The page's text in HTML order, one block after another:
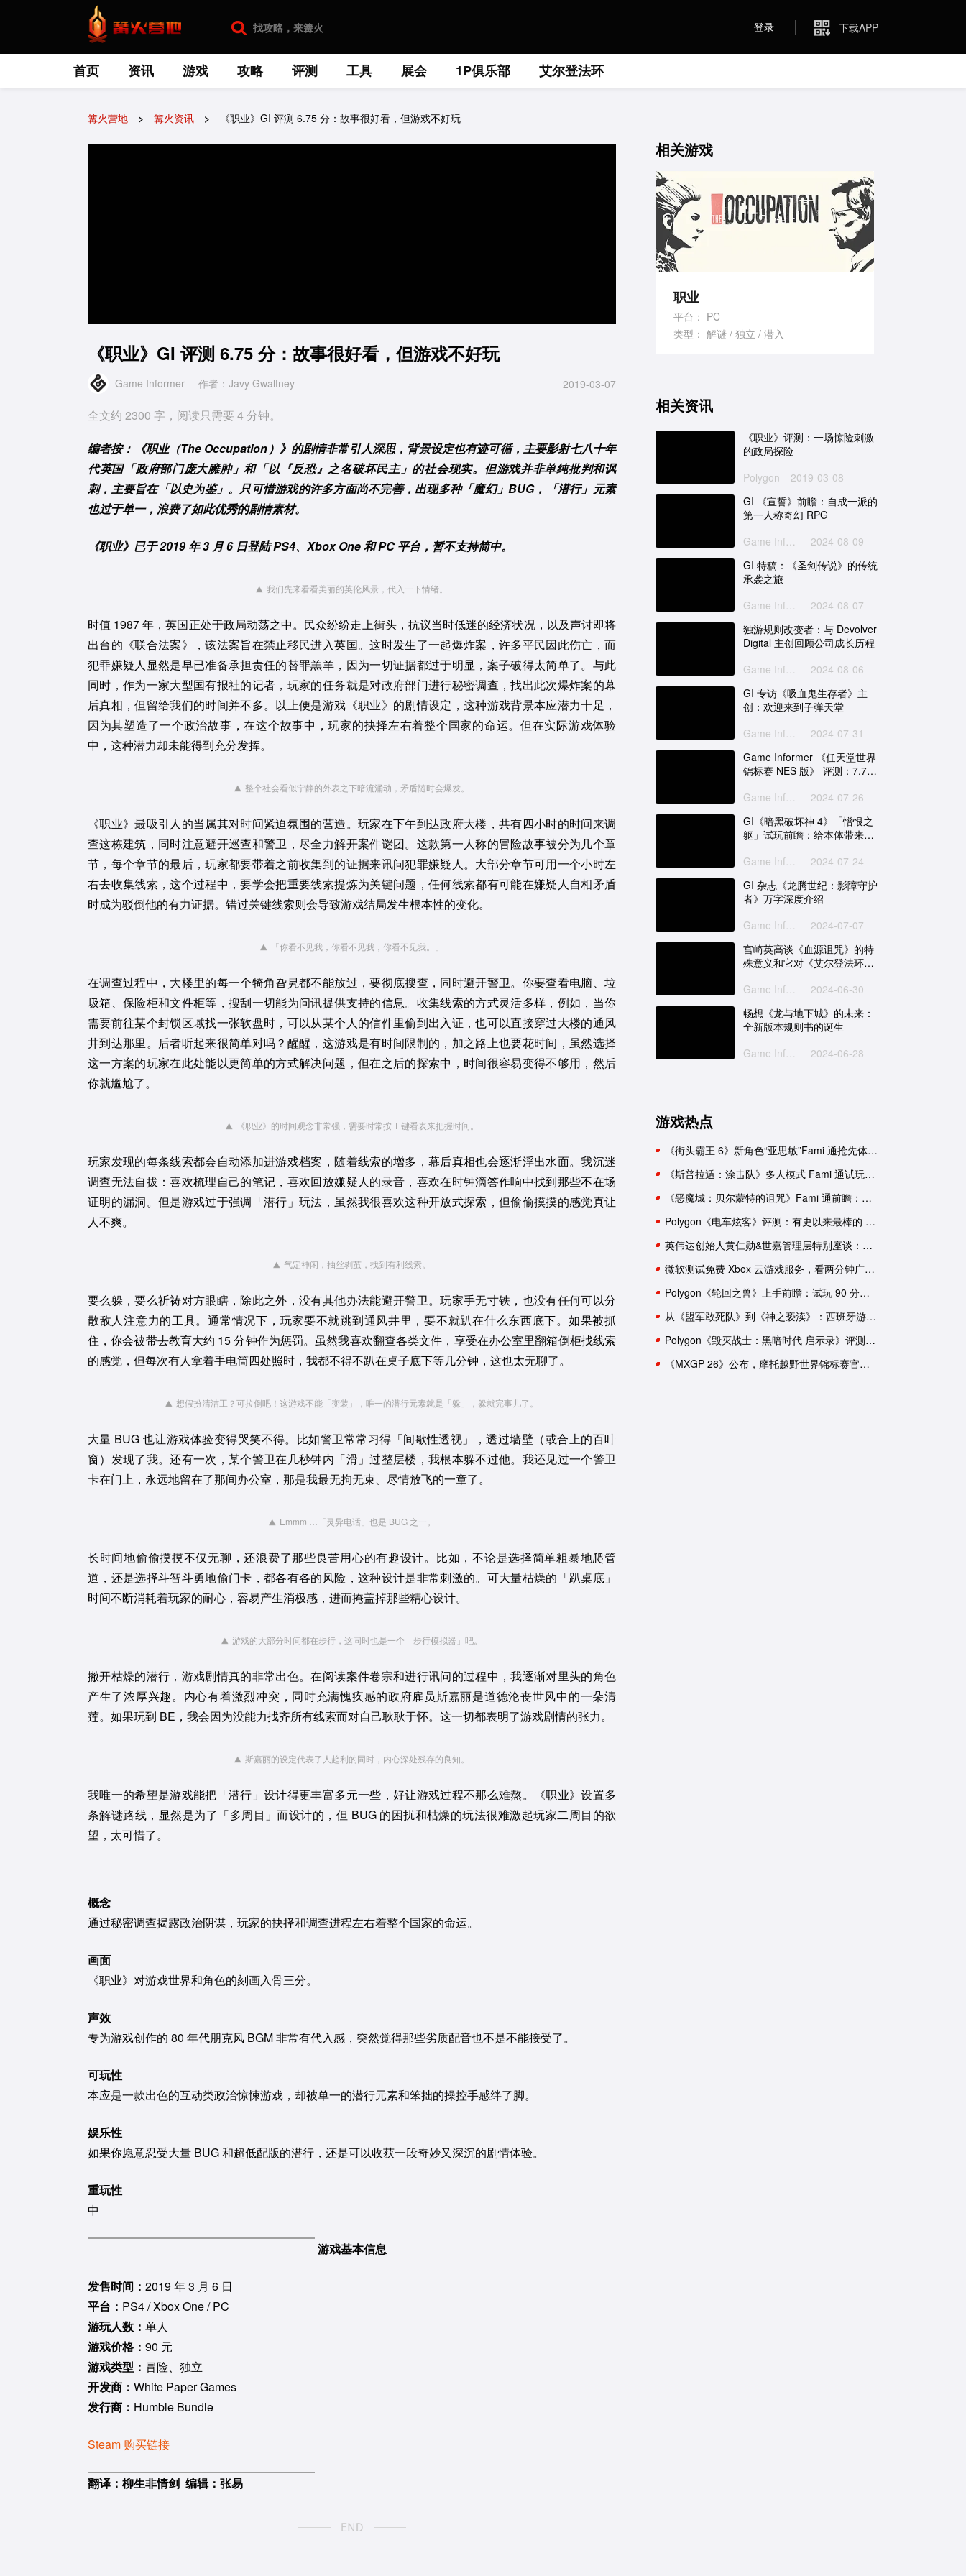
登录 下载APP
首页 资讯 游戏 攻略 评测 工具 展会 1P俱乐部 艾尔登法环
篝火营地 篝火资讯 《职业》GI 评测 6.75 分：故事很好看，但游戏不好玩
《职业》GI 评测 6.75 分：故事很好看，但游戏不好玩
Game Informer 作者：Javy Gwaltney 2019-03-07
全文约 2300 字，阅读只需要 4 分钟。
编者按：《职业（The Occupation）》的剧情非常引人深思，背景设定也有迹可循，主要影射七八十年
代英国「政府部门庞大臃肿」和「以『反恐』之名破坏民主」的社会现实。但游戏并非单纯批判和讽
刺，主要旨在「以史为鉴」。只可惜游戏的许多方面尚不完善，出现多种「魔幻」BUG，「潜行」元素
也过于单一，浪费了如此优秀的剧情素材。
《职业》已于 2019 年 3 月 6 日登陆 PS4、Xbox One 和 PC 平台，暂不支持简中。
我们先来看看美丽的英伦风景，代入一下情绪。
时值 1987 年，英国正处于政局动荡之中。民众纷纷走上街头，抗议当时低迷的经济状况，以及声讨即将
出台的《联合法案》，该法案旨在禁止移民进入英国。这时发生了一起爆炸案，许多平民因此伤亡，而
犯罪嫌疑人显然是早已准备承担责任的替罪羔羊，因为一切证据都过于明显，案子破得太简单了。与此
同时，作为一家大型国有报社的记者，玩家的任务就是对政府部门进行秘密调查，找出此次爆炸案的幕
后真相，但留给我们的时间并不多。以上便是游戏《职业》的剧情设定，这种游戏背景本应潜力十足，
因为其塑造了一个政治故事，在这个故事中，玩家的抉择左右着整个国家的命运。但在实际游戏体验
中，这种潜力却未能得到充分发挥。
整个社会看似宁静的外表之下暗流涌动，矛盾随时会爆发。
《职业》最吸引人的当属其对时间紧迫氛围的营造。玩家在下午到达政府大楼，共有四小时的时间来调
查这栋建筑，同时注意避开巡查和警卫，尽全力解开案件谜团。这款第一人称的冒险故事被分为几个章
节，每个章节的最后，玩家都要带着之前收集到的证据来讯问犯罪嫌疑人。大部分章节可用一个小时左
右去收集线索，这个过程中，要学会把重要线索提炼为关键问题，任何线索都有可能在嫌疑人自相矛盾
时成为驳倒他的有力证据。错过关键线索则会导致游戏结局发生根本性的变化。
「你看不见我，你看不见我，你看不见我。」
在调查过程中，大楼里的每一个犄角旮旯都不能放过，要彻底搜查，同时避开警卫。你要查看电脑、垃
圾箱、保险柜和文件柜等，搜刮一切能为问讯提供支持的信息。收集线索的方式灵活多样，例如，当你
需要前往某个封锁区域找一张软盘时，可以从某个人的信件里偷到出入证，也可以直接穿过大楼的通风
井到达那里。后者听起来很简单对吗？醒醒，这游戏是有时间限制的，加之路上也要花时间，虽然选择
这一方案的玩家在此处能以更简单的方式解决问题，但在之后的探索中，时间很容易变得不够用，然后
你就尴尬了。
《职业》的时间观念非常强，需要时常按 T 键看表来把握时间。
玩家发现的每条线索都会自动添加进游戏档案，随着线索的增多，幕后真相也会逐渐浮出水面。我沉迷
调查无法自拔：喜欢梳理自己的笔记，喜欢回放嫌疑人的录音，喜欢在时钟滴答作响中找到那些不在场
证明的漏洞。但是游戏过于强调「潜行」玩法，虽然我很喜欢这种开放式探索，但偷偷摸摸的感觉真让
人不爽。
气定神闲，抽丝剥茧，找到有利线索。
要么躲，要么祈祷对方眼瞎，除此之外，没有其他办法能避开警卫。玩家手无寸铁，也没有任何可以分
散敌人注意力的工具。通常情况下，玩家要不就跳到通风井里，要不就趴在什么东西底下。如果被抓
住，你会被带去教育大约 15 分钟作为惩罚。虽然我喜欢翻查各类文件，享受在办公室里翻箱倒柜找线索
的感觉，但每次有人拿着手电筒四处照时，我都不得不趴在桌子底下等几分钟，这也太无聊了。
想假扮清洁工？可拉倒吧！这游戏不能「变装」，唯一的潜行元素就是「躲」，躲就完事儿了。
大量 BUG 也让游戏体验变得哭笑不得。比如警卫常常习得「间歇性透视」，透过墙壁（或合上的百叶
窗）发现了我。还有一次，某个警卫在几秒钟内「滑」过整层楼，我根本躲不过他。我还见过一个警卫
卡在门上，永远地留在了那间办公室，那是我最无拘无束、尽情放飞的一章了。
Emmm …「灵异电话」也是 BUG 之一。
长时间地偷偷摸摸不仅无聊，还浪费了那些良苦用心的有趣设计。比如，不论是选择简单粗暴地爬管
道，还是选择斗智斗勇地偷门卡，都各有各的风险，这种设计是非常刺激的。可大量枯燥的「趴桌底」
时间不断消耗着玩家的耐心，容易产生消极感，进而掩盖掉那些精心设计。
游戏的大部分时间都在步行，这同时也是一个「步行模拟器」吧。
撇开枯燥的潜行，游戏剧情真的非常出色。在阅读案件卷宗和进行讯问的过程中，我逐渐对里头的角色
产生了浓厚兴趣。内心有着激烈冲突，同时充满愧疚感的政府雇员斯嘉丽是道德沦丧世风中的一朵清
莲。如果玩到 BE，我会因为没能力找齐所有线索而对自己耿耿于怀。这一切都表明了游戏剧情的张力。
斯嘉丽的设定代表了人趋利的同时，内心深处残存的良知。
我唯一的希望是游戏能把「潜行」设计得更丰富多元一些，好让游戏过程不那么难熬。《职业》设置多
条解谜路线，显然是为了「多周目」而设计的，但 BUG 的困扰和枯燥的玩法很难激起玩家二周目的欲
望，太可惜了。
概念
通过秘密调查揭露政治阴谋，玩家的抉择和调查进程左右着整个国家的命运。
画面
《职业》对游戏世界和角色的刻画入骨三分。
声效
专为游戏创作的 80 年代朋克风 BGM 非常有代入感，突然觉得那些劣质配音也不是不能接受了。
可玩性
本应是一款出色的互动类政治惊悚游戏，却被单一的潜行元素和笨拙的操控手感绊了脚。
娱乐性
如果你愿意忍受大量 BUG 和超低配版的潜行，还是可以收获一段奇妙又深沉的剧情体验。
重玩性
中
游戏基本信息
发售时间： 2019 年 3 月 6 日
平台： PS4 / Xbox One / PC
游玩人数： 单人
游戏价格： 90 元
游戏类型： 冒险、独立
开发商： White Paper Games
发行商： Humble Bundle
Steam 购买链接
翻译：柳生非情剑 编辑：张易
相关资讯
《职业》评测：一场惊险刺激
的政局探险
Polygon
2019-03-08
GI 《宣誓》前瞻：自成一派的
第一人称奇幻 RPG
2024-08-09
GI 特稿：《圣剑传说》的传统
承袭之旅
2024-08-07
独游规则改变者：与 Devolver
Digital 主创回顾公司成长历程
2024-08-06
GI 专访《吸血鬼生存者》主
创：欢迎来到子弹天堂
2024-07-31
Game Informer 《任天堂世界
锦标赛 NES 版》 评测：7.75
2024-07-26
GI《暗黑破坏神 4》「憎恨之
躯」试玩前瞻：给本体带来变
2024-07-24
GI 杂志《龙腾世纪：影障守护
者》万字深度介绍
2024-07-07
宫崎英高谈《血源诅咒》的特
殊意义和它对《艾尔登法环》
2024-06-30
畅想《龙与地下城》的未来：
全新版本规则书的诞生
2024-06-28
相关游戏
职业
平台： PC
类型： 解谜 独立 潜入
游戏热点
《街头霸王 6》新角色“亚思敏”Fami 通抢先体验报告
《斯普拉遁：涂击队》多人模式 Fami 通试玩：与好友并肩推进故事
《恶魔城：贝尔蒙特的诅咒》Fami 通前瞻：要素杂糅的新生《恶魔城》
Polygon《电车炫客》评测：有史以来最棒的 3D 索尼克游戏！
英伟达创始人黄仁勋&世嘉管理层特别座谈：一次改变命运的邂逅
微软测试免费 Xbox 云游戏服务，看两分钟广告可用一小时
Polygon《轮回之兽》上手前瞻：试玩 90 分钟后，我依然有一肚子疑惑
从《盟军敢死队》到《神之亵渎》：西班牙游戏工作室盘点
Polygon《毁灭战士：黑暗时代 启示录》评测：轰轰烈烈的谢幕演出？
《MXGP 26》公布，摩托越野世界锦标赛官方游戏回归